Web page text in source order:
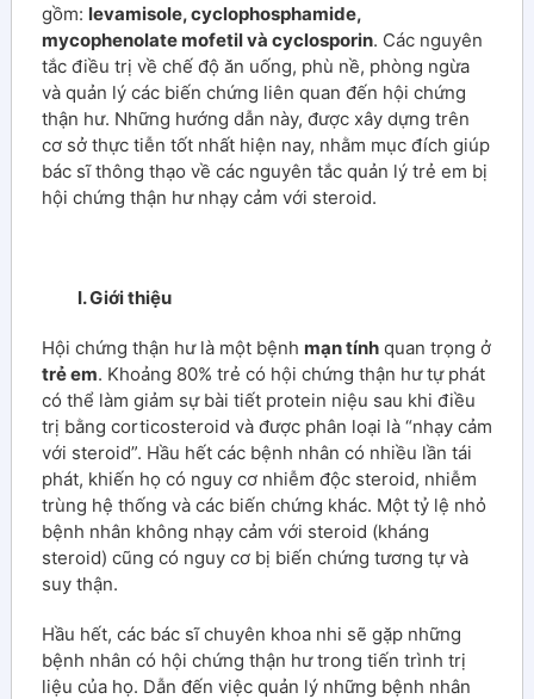
gồm: levamisole, cyclophosphamide,
mycophenolate mofetil và cyclosporin. Các nguyên
tắc điều trị về chế độ ăn uống, phù nề, phòng ngừa
và quản lý các biến chứng liên quan đến hội chứng
thận hư. Những hướng dẫn này, được xây dựng trên
cơ sở thực tiễn tốt nhất hiện nay, nhằm mục đích giúp
bác sĩ thông thạo về các nguyên tắc quản lý trẻ em bị
hội chứng thận hư nhạy cảm với steroid.
I. Giới thiệu
Hội chứng thận hư là một bệnh mạn tínhquan trọng ở
trẻ em. Khoảng 80% trẻ có hội chứng thận hư tự phát
có thể làm giảm sự bài tiết protein niệu sau khi điều
trị bằng corticosteroid và được phân loại là “nhạy cảm
với steroid”. Hầu hết các bệnh nhân có nhiều lần tái
phát, khiến họ có nguy cơ nhiễm độc steroid, nhiễm
trùng hệ thống và các biến chứng khác. Một tỷ lệ nhỏ
bệnh nhân không nhạy cảm với steroid (kháng
steroid) cũng có nguy cơ bị biến chứng tương tự và
suy thận.
Hầu hết, các bác sĩ chuyên khoa nhi sẽ gặp những
bệnh nhân có hội chứng thận hư trong tiến trình trị
liệu của họ. Dẫn đến việc quản lý những bệnh nhân